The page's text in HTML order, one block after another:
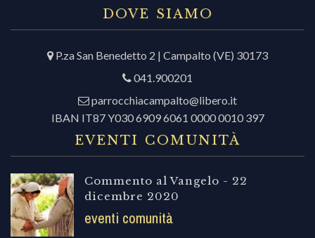
DOVE SIAMO
P.za San Benedetto 2 | Campalto (VE) 30173
041.900201
parrocchiacampalto@libero.it
IBAN IT87 Y030 6909 6061 0000 0010 397
EVENTI COMUNITÀ
Commento al Vangelo - 22
dicembre 2020
eventi comunità